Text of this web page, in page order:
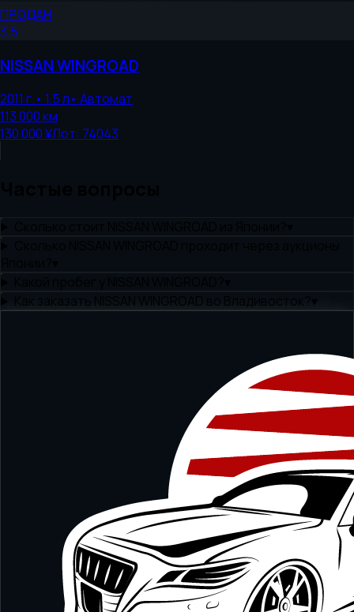
ПРОДАН
3.5
NISSANWINGROAD
2011 г.• 1.5л• Автомат
113 000км
130 000 ¥Лот: 74043
Как заказать NISSAN WINGROAD во Владивосток?▾